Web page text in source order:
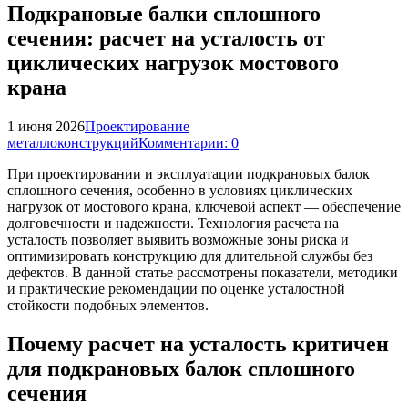
Подкрановые балки сплошного
сечения: расчет на усталость от
циклических нагрузок мостового
крана
1 июня 2026Проектирование
металлоконструкцийКомментарии: 0
При проектировании и эксплуатации подкрановых балок
сплошного сечения, особенно в условиях циклических
нагрузок от мостового крана, ключевой аспект — обеспечение
долговечности и надежности. Технология расчета на
усталость позволяет выявить возможные зоны риска и
оптимизировать конструкцию для длительной службы без
дефектов. В данной статье рассмотрены показатели, методики
и практические рекомендации по оценке усталостной
стойкости подобных элементов.
Почему расчет на усталость критичен
для подкрановых балок сплошного
сечения